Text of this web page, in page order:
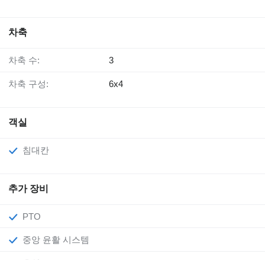
차축
차축 수: 3
차축 구성: 6x4
객실
침대칸
추가 장비
PTO
중앙 윤활 시스템